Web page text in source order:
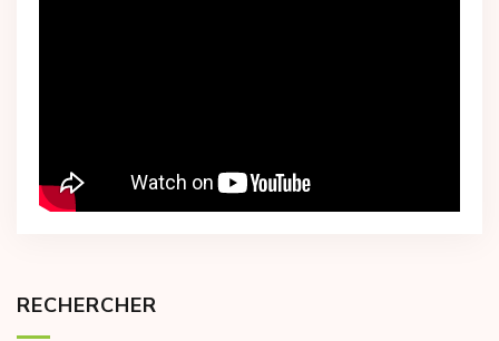
RECHERCHER